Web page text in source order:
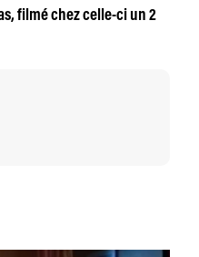
filmé chez celle-ci un 2